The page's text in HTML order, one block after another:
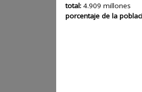
total: 4.909 millones
porcentaje de la